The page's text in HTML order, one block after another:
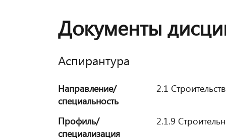
Документы
Аспирантура
Направление/
специальность
2.1
Профиль/
специализация
2.1.9